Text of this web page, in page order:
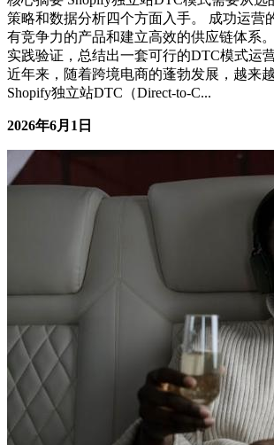
核心摘要 Shopify独立站DTC模式需要从选
策略和数据分析四个方面入手。 成功运营
有竞争力的产品和建立高效的供应链体系
实践验证，总结出一套可行的DTC模式运
近年来，随着跨境电商的蓬勃发展，越来
2026年6月1日